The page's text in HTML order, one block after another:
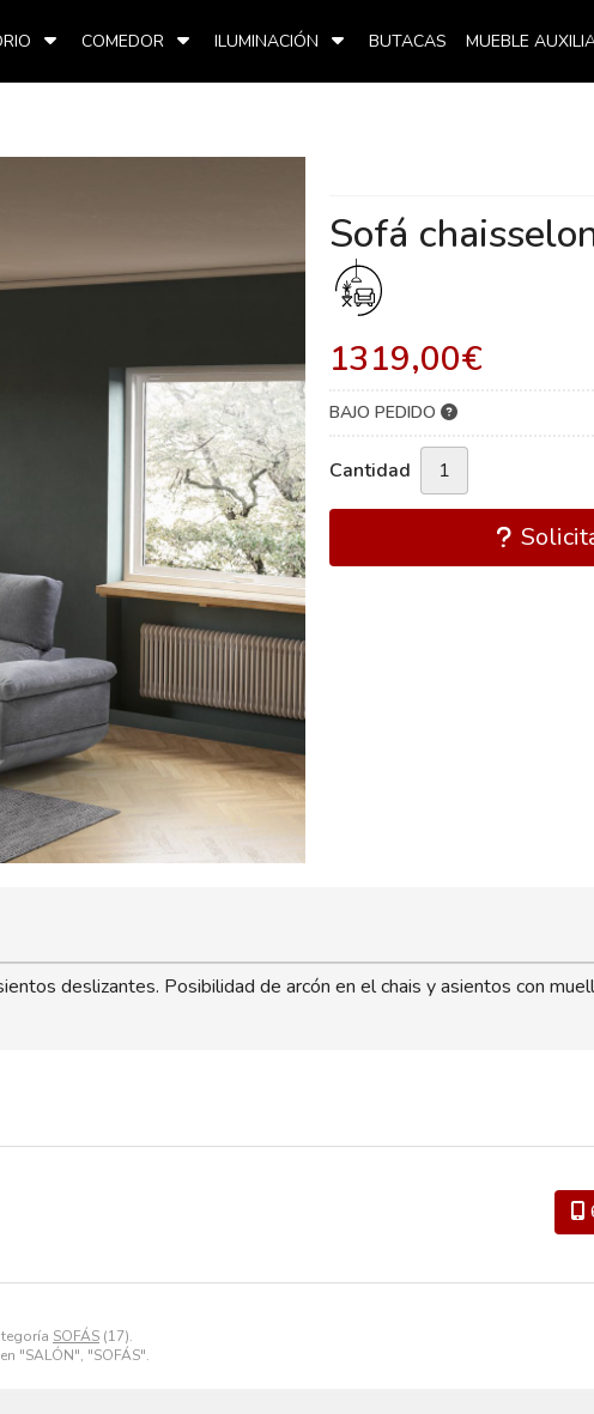
COMEDOR ILUMINACIÓN BUTACAS MUEBLE
Sofá
1319,00€
BAJO PEDIDO
Cantidad
SOFÁS (17).
en "SALÓN", "SOFÁS".
deslizantes. Posibilidad de arcón en el chais y asientos con